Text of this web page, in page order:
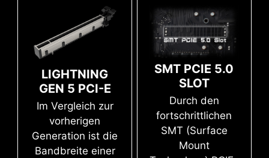
Flashe das BIOS nur mit einem
angeschlossenen Netzteil, indem du ein
paar Schritte befolgst. CPU und Speicher
sind nicht erforderlich.
Mehr erfahren
LIGHTNING
GEN 5 PCI-E
Im Vergleich zur
vorherigen
Generation ist die
Bandbreite einer
SMT PCIE 5.0
SLOT
Durch den
fortschrittlichen
SMT (Surface
Mount
Schritt in Sachen Leistungssteigerung.
Kombiniert mit dem speziellen SMT-
Schweißverfahren und der MSI Memory Boost
Technologie sind die Mainboards der PRO-serie
bereit, erstklassige Speicherleistung zu liefern.
Der weiterentwickelte SMT(Surface Mount
Technology)-Schweißprozess reduziert die
Fehlerrate von Schlitzlötstellen,
elektromagnetischen Störungen und
Interferenzen. Durch die Kombination mit
MSI-Mainboards bieten eine kostenlose 60-
tägige Testversion von AIDA64 Extreme - MSI
Edition. AIDA64 Extreme ist eine vielseitige
Anwendung für Systeminformationen,
Diagnosen und Benchmarks. Mit dieser
Anwendung kannst du detaillierte Informationen
zur Hardware und Software deines PCs
überwachen und sie in verschiedenen Formaten
wie CSV und HTML speichern.